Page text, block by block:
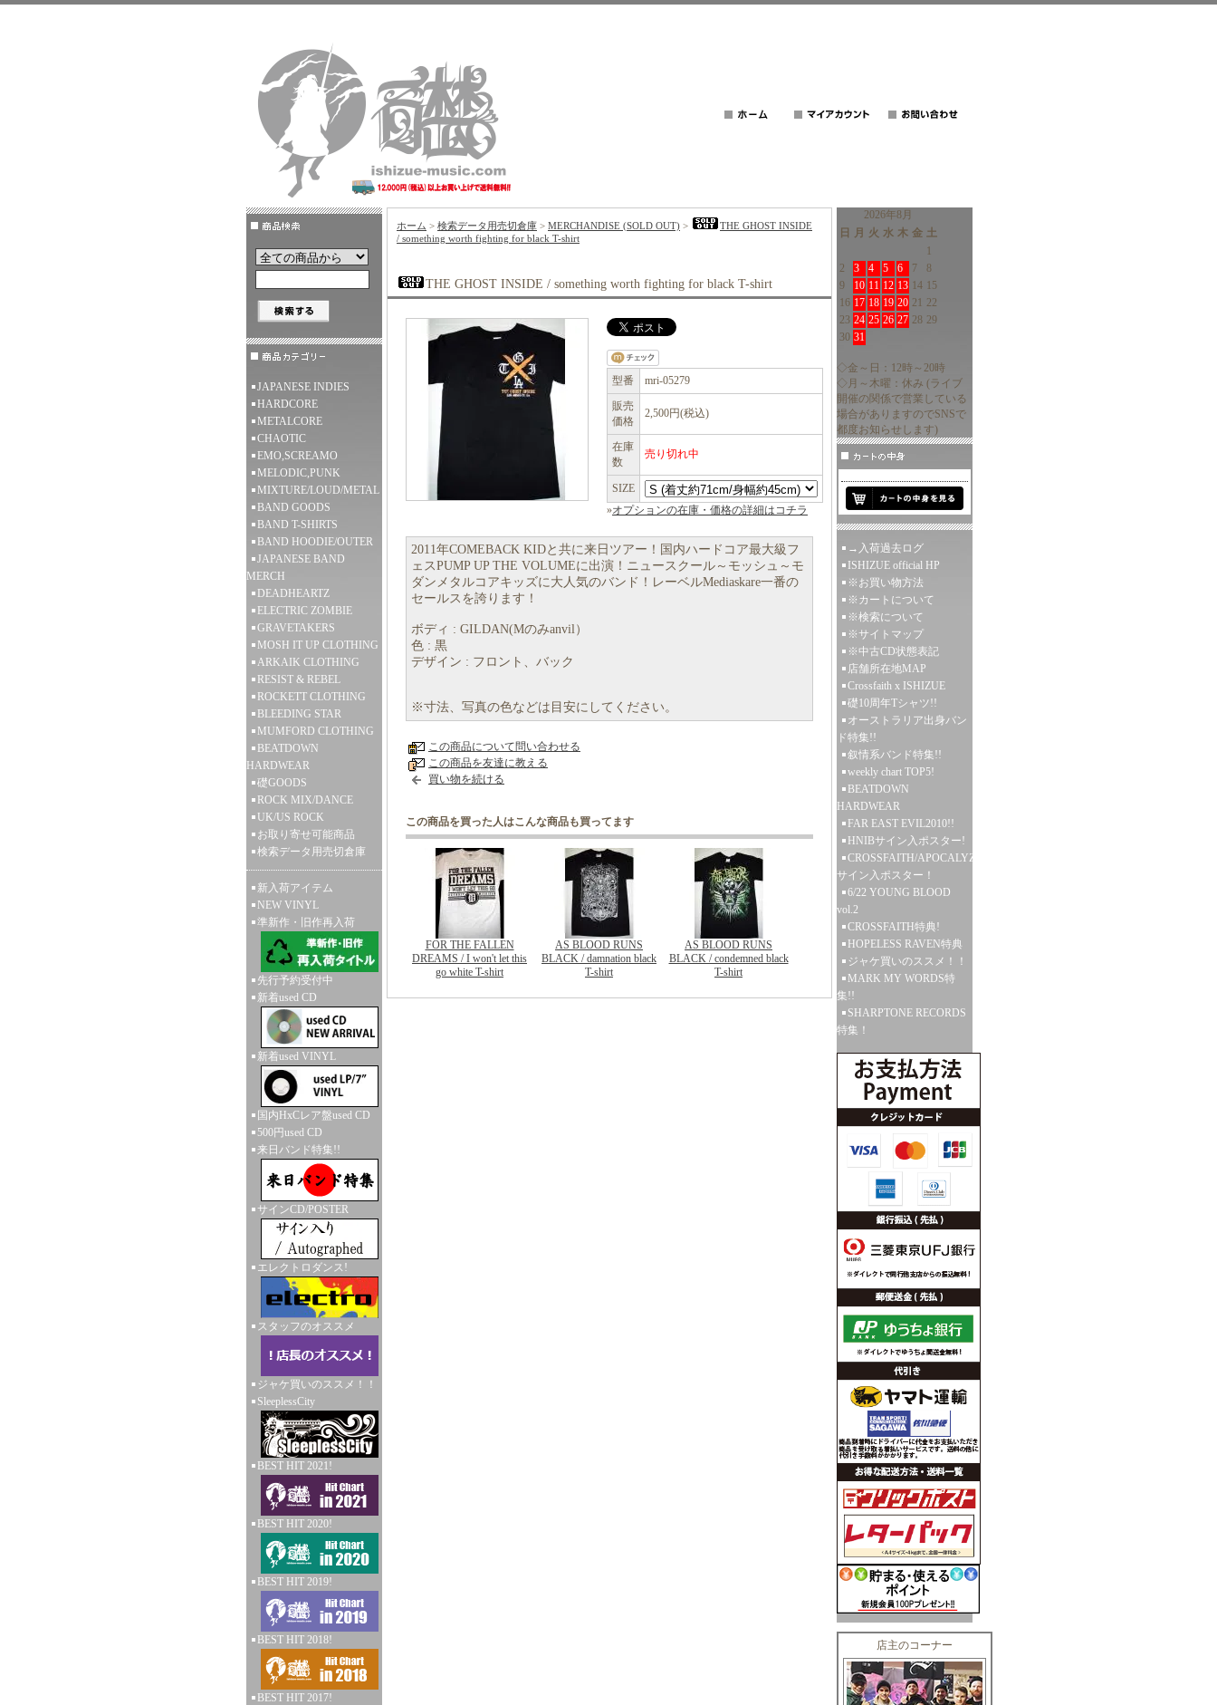
JAPANESE INDIES
HARDCORE
METALCORE
CHAOTIC
EMO,SCREAMO
MELODIC,PUNK
MIXTURE/LOUD/METAL
BAND GOODS
BAND T-SHIRTS
BAND HOODIE/OUTER
JAPANESE BAND
MERCH
DEADHEARTZ
ELECTRIC ZOMBIE
GRAVETAKERS
MOSH IT UP CLOTHING
ARKAIK CLOTHING
RESIST & REBEL
ROCKETT CLOTHING
BLEEDING STAR
MUMFORD CLOTHING
BEATDOWN
HARDWEAR
礎GOODS
ROCK MIX/DANCE
UK/US ROCK
お取り寄せ可能商品
検索データ用売切倉庫
新入荷アイテム
NEW VINYL
準新作・旧作再入荷
先行予約受付中
新着used CD
新着used VINYL
国内HxCレア盤used CD
500円used CD
来日バンド特集!!
サインCD/POSTER
エレクトロダンス!
スタッフのオススメ
ジャケ買いのススメ！！
SleeplessCity
BEST HIT 2021!
BEST HIT 2020!
BEST HIT 2019!
BEST HIT 2018!
BEST HIT 2017!
ホーム > 検索データ用売切倉庫 > MERCHANDISE (SOLD OUT) >
THE GHOST INSIDE
/ something worth fighting for black T-shirt
THE GHOST INSIDE / something worth fighting for black T-shirt
型番
mri-05279
販売
価格
2,500円(税込)
在庫
数
売り切れ中
SIZE
»オプションの在庫・価格の詳細はコチラ
2011年COMEBACK KIDと共に来日ツアー！国内ハードコア最大級フ
ェスPUMP UP THE VOLUMEに出演！ニュースクール～モッシュ～モ
ダンメタルコアキッズに大人気のバンド！レーベルMediaskare一番の
セールスを誇ります！
ボディ : GILDAN(Mのみanvil）
色 : 黒
デザイン : フロント、バック
※寸法、写真の色などは目安にしてください。
この商品について問い合わせる
この商品を友達に教える
買い物を続ける
この商品を買った人はこんな商品も買ってます
FOR THE FALLEN
DREAMS / I won't let this
go white T-shirt
AS BLOOD RUNS
BLACK / damnation black
T-shirt
AS BLOOD RUNS
BLACK / condemned black
T-shirt
2026年8月
日
月 火 水 木 金 土
1
2
3 4 5 6 7
8
9
10 11 12 13 14 15
16 17 18 19 20 21 22
23 24 25 26 27 28 29
30 31
◇金～日：12時～20時
◇月～木曜：休み (ライブ
開催の関係で営業している
場合がありますのでSNSで
都度お知らせします)
→入荷過去ログ
ISHIZUE official HP
※お買い物方法
※カートについて
※検索について
※サイトマップ
※中古CD状態表記
店舗所在地MAP
Crossfaith x ISHIZUE
礎10周年Tシャツ!!
オーストラリア出身バン
ド特集!!
叙情系バンド特集!!
weekly chart TOP5!
BEATDOWN
HARDWEAR
FAR EAST EVIL2010!!
HNIBサイン入ポスター!
CROSSFAITH/APOCALYZE
サイン入ポスター！
6/22 YOUNG BLOOD
vol.2
CROSSFAITH特典!
HOPELESS RAVEN特典
ジャケ買いのススメ！！
MARK MY WORDS特
集!!
SHARPTONE RECORDS
特集！
店主のコーナー